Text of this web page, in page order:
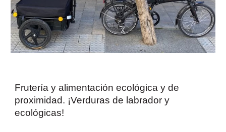
Frutería y alimentación ecológica y de
proximidad. ¡Verduras de labrador y
ecológicas!